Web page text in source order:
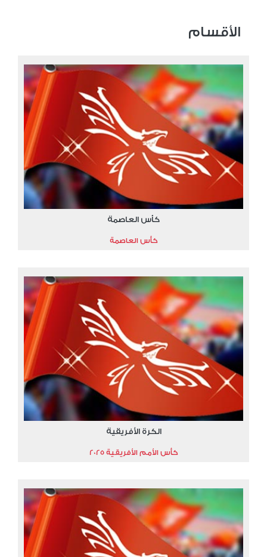
الأقسام
كأس العاصمة
كأس العاصمة
الكرة الأفريقية
كأس الأمم الأفريقية 2025